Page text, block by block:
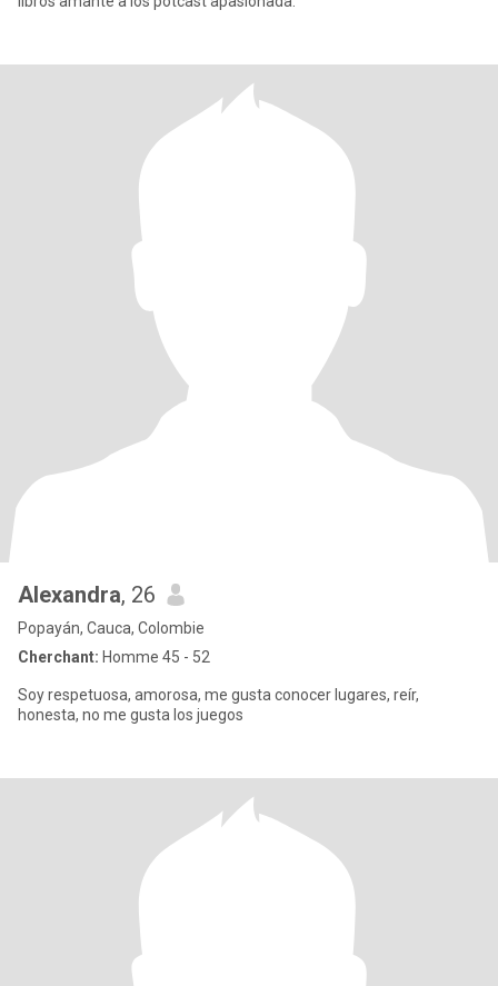
Alexandra, 26
Popayán, Cauca, Colombie
Cherchant: Homme 45 - 52
Soy respetuosa, amorosa, me gusta conocer lugares, reír,
honesta, no me gusta los juegos